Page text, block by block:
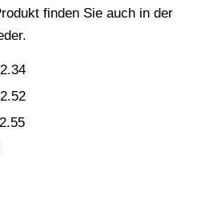
finden Sie auch in der